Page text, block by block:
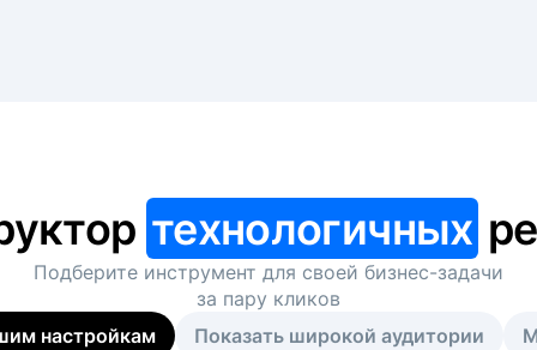
технологичных
Подберите инструмент для своей бизнес-задачи
за пару кликов
настройкам
Показать широкой аудитории